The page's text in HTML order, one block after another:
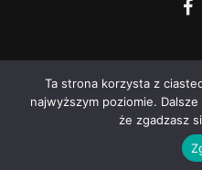
COPRZECZYTAĆ.PL 2021 |
Ta strona korzysta z
najwyższym poziomie.
że zgadzasz